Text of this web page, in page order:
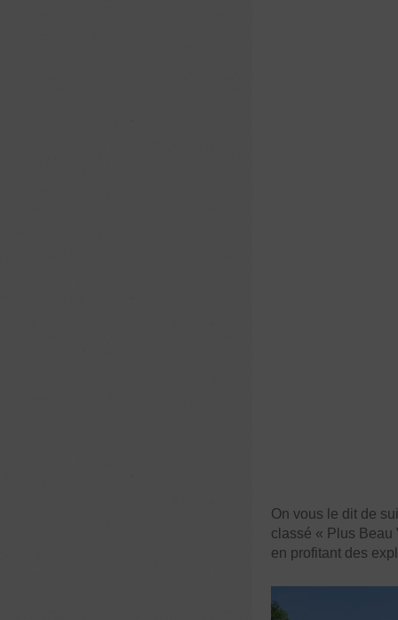
On vous le dit de
classé « Plus Beau
en profitant des